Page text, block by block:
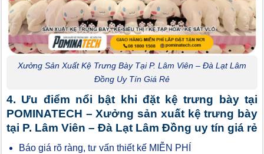
Xưởng Sản Xuất Kệ Trưng Bày Tại P. Lâm Viên – Đà Lạt Lâm
Đồng Uy Tín Giá Rẻ
4. Ưu điểm nổi bật khi đặt kệ trưng bày tại
POMINATECH – Xưởng sản xuất kệ trưng bày
tại P. Lâm Viên – Đà Lạt Lâm Đồng uy tín giá rẻ
Báo giá rõ ràng, tư vấn thiết kế MIỄN PHÍ